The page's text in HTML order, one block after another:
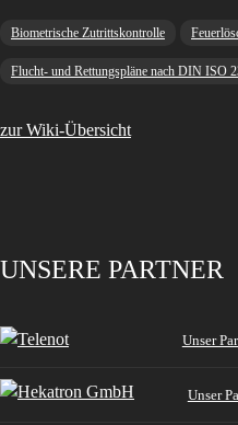
Biometrische Zutrittskontrolle
Flucht- und Rettungspläne nach DIN ISO
zur Wiki-Übersicht
UNSERE PARTNER
Unser
Unser